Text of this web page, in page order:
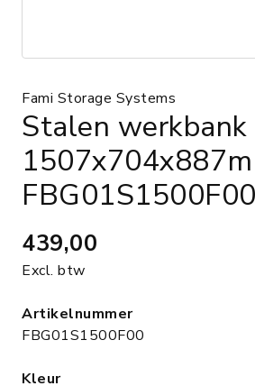
Fami Storage Systems
Stalen werkbank
FBG01S1500F00
439,00
Excl. btw
Artikelnummer
FBG01S1500F00
Kleur